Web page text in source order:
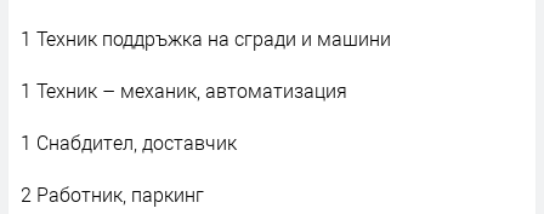
1 Техник поддръжка на сгради и машини
1 Техник – механик, автоматизация
1 Снабдител, доставчик
2 Работник, паркинг